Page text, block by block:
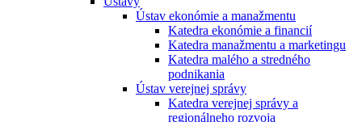
Ústav ekonómie a manažmentu
Katedra ekonómie a financií
Katedra manažmentu a marketingu
Katedra malého a stredného
podnikania
Ústav verejnej správy
Katedra verejnej správy a
regionálneho rozvoja